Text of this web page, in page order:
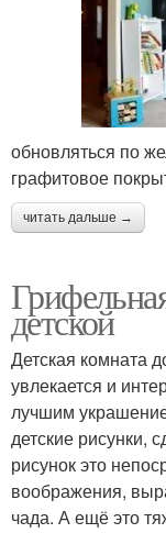
обновляться по
графитовое
читать дальше →
детской
Детская комната
увлекается и
лучшим
детские рисунки,
рисунок это
воображения,
чада. А ещё это